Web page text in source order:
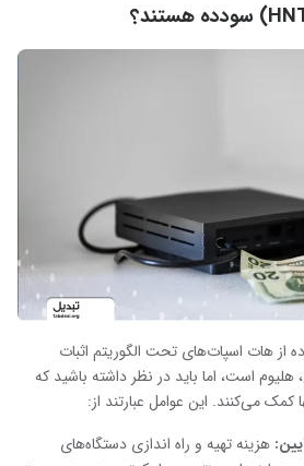
) سودده هستند؟
از هات اسپات‌های تحت الگوریتم اثبات
هلیوم است، اما باید در نظر داشته باشید که
می‌کنند. این عوامل عبارتند از:
هزینه تهیه و راه اندازی دستگاه‌های